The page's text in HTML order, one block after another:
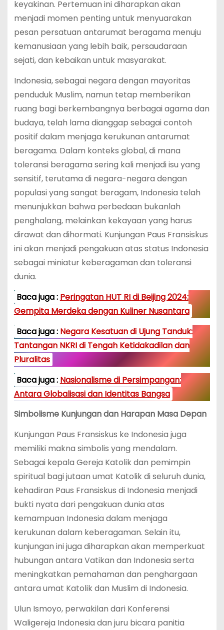
keyakinan. Pertemuan ini diharapkan akan
menjadi momen penting untuk menyuarakan
pesan persatuan antarumat beragama menuju
kemanusiaan yang lebih baik, persaudaraan
sejati, dan kebaikan untuk masyarakat.
Indonesia, sebagai negara dengan mayoritas
penduduk Muslim, namun tetap memberikan
ruang bagi berkembangnya berbagai agama dan
budaya, telah lama dianggap sebagai contoh
positif dalam menjaga kerukunan antarumat
beragama. Dalam konteks global, di mana
toleransi beragama sering kali menjadi isu yang
sensitif, terutama di negara-negara dengan
populasi yang sangat beragam, Indonesia telah
menunjukkan bahwa perbedaan bukanlah
penghalang, melainkan kekayaan yang harus
dirawat dan dihormati. Kunjungan Paus Fransiskus
ini akan menjadi pengakuan atas status Indonesia
sebagai miniatur keberagaman dan toleransi
dunia.
Baca juga : Peringatan HUT RI di Beijing 2024:
Gempita Merdeka dengan Kuliner Nusantara
Baca juga : Negara Kesatuan di Ujung Tanduk:
Tantangan NKRI di Tengah Ketidakadilan dan
Pluralitas
Baca juga : Nasionalisme di Persimpangan:
Antara Globalisasi dan Identitas Bangsa
Simbolisme Kunjungan dan Harapan Masa Depan
Kunjungan Paus Fransiskus ke Indonesia juga
memiliki makna simbolis yang mendalam.
Sebagai kepala Gereja Katolik dan pemimpin
spiritual bagi jutaan umat Katolik di seluruh dunia,
kehadiran Paus Fransiskus di Indonesia menjadi
bukti nyata dari pengakuan dunia atas
kemampuan Indonesia dalam menjaga
kerukunan dalam keberagaman. Selain itu,
kunjungan ini juga diharapkan akan memperkuat
hubungan antara Vatikan dan Indonesia serta
meningkatkan pemahaman dan penghargaan
antara umat Katolik dan Muslim di Indonesia.
Ulun Ismoyo, perwakilan dari Konferensi
Waligereja Indonesia dan juru bicara panitia